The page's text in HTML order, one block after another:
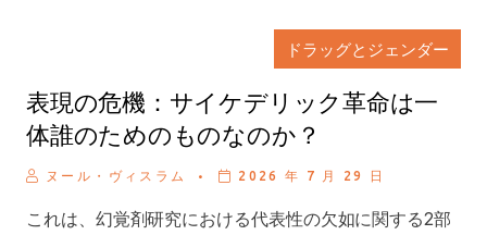
ドラッグとジェンダー
表現の危機：サイケデリック革命は一
体誰のためのものなのか？
ヌール・ヴィスラム . 2026 年 7 月 29 日
これは、幻覚剤研究における代表性の欠如に関する2部